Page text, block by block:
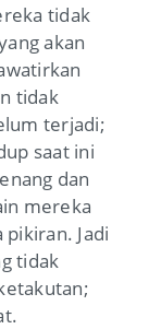
tidak
akan
tidak
terjadi;
saat ini
dan
mereka
Jadi
tidak